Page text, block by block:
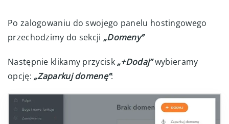
Po zalogowaniu do swojego panelu hostingowego
przechodzimy do sekcji „Domeny”
Następnie klikamy przycisk „+Dodaj”wybieramy
opcję: „Zaparkuj domenę”: